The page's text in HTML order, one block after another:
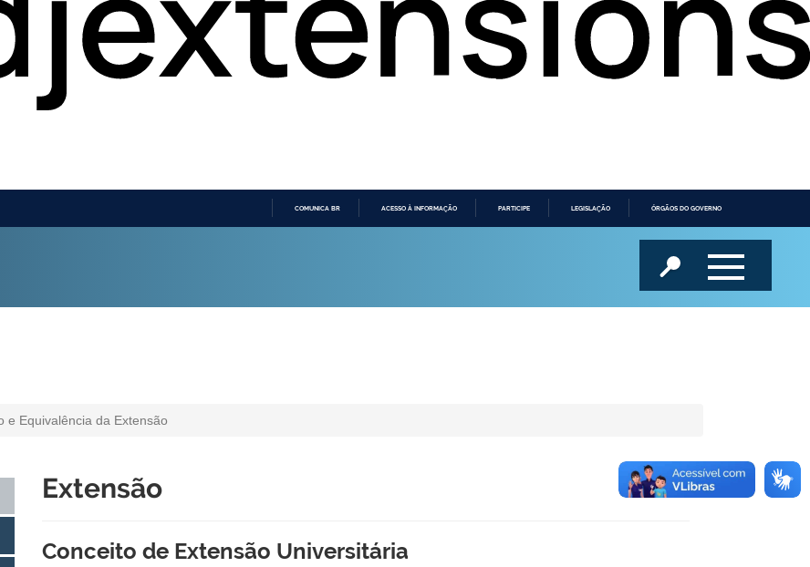
COMUNICA BR ACESSO À INFORMAÇÃO PARTICIPE LEGISLAÇÃO ÓRGÃOS DO GOVERNO
e Equivalência da Extensão
Extensão
Conceito de Extensão Universitária